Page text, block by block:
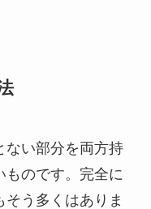
ない部分を両方持
ものです。完全に
う多くはありま